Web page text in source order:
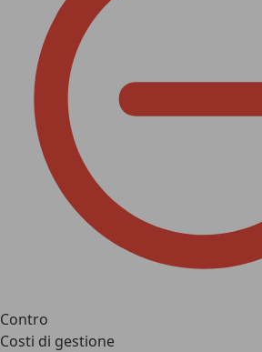
Contro
Costi di gestione